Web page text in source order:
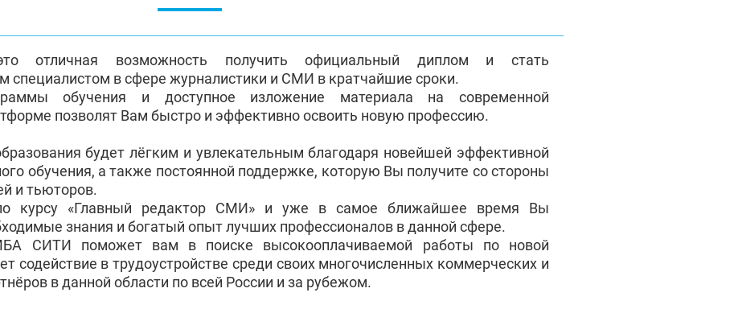
отличная возможность получить официальный диплом и стать
специалистом в сфере журналистики и СМИ в кратчайшие сроки.
обучения и доступное изложение материала на современной
позволят Вам быстро и эффективно освоить новую профессию.
будет лёгким и увлекательным благодаря новейшей эффективной
обучения, а также постоянной поддержке, которую Вы получите со стороны
и тьюторов.
курсу «Главный редактор СМИ» и уже в самое ближайшее время Вы
знания и богатый опыт лучших профессионалов в данной сфере.
СИТИ поможет вам в поиске высокооплачиваемой работы по новой
содействие в трудоустройстве среди своих многочисленных коммерческих и
в данной области по всей России и за рубежом.